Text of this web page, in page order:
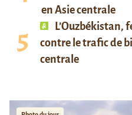
en Asie centrale
L’Ouzbékistan,
contre le trafic de
centrale